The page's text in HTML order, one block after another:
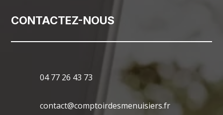
CONTACTEZ-NOUS
04 77 26 43 73
contact@comptoirdesmenuisiers.fr